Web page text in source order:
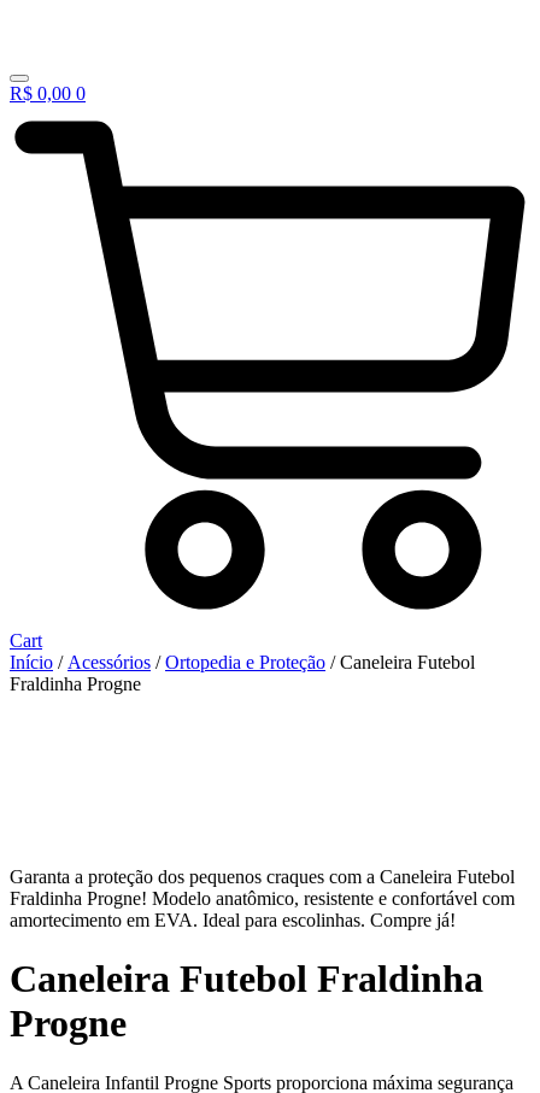
R$ 0,00 0
Cart
Início / Acessórios /Ortopedia e Proteção / Caneleira Futebol
Fraldinha Progne
Garanta a proteção dos pequenos craques com a Caneleira Futebol
Fraldinha Progne! Modelo anatômico, resistente e confortável com
amortecimento em EVA. Ideal para escolinhas. Compre já!
Caneleira Futebol Fraldinha
Progne
A Caneleira Infantil Progne Sports proporciona máxima segurança